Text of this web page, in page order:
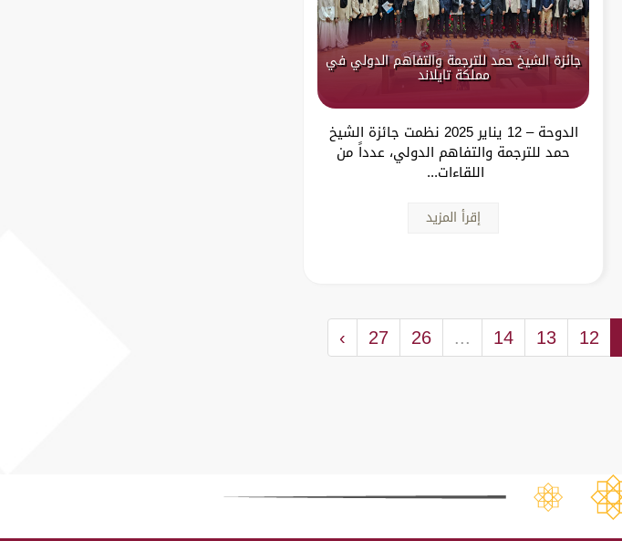
جائزة الشيخ حمد للترجمة والتفاهم الدولي في
مملكة تايلاند
الدوحة – 12 يناير 2025 نظمت جائزة الشيخ
حمد للترجمة والتفاهم الدولي، عدداً من
اللقاءات...
إقرأ المزيد
12
13
14
...
26
27
›